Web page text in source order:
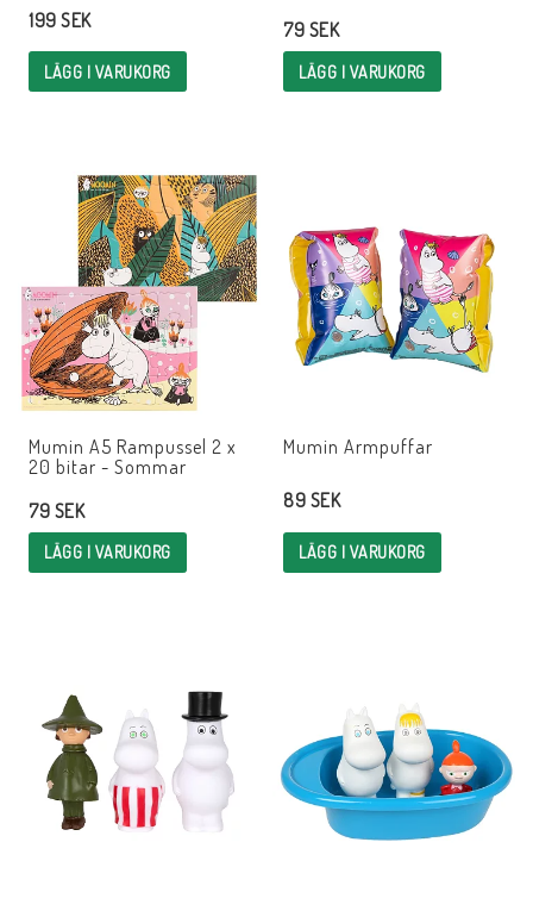
199 SEK
LÄGG I VARUKORG
79 SEK
LÄGG I VARUKORG
Mumin A5 Rampussel 2 x
20 bitar - Sommar
79 SEK
LÄGG I VARUKORG
Mumin Armpuffar
89 SEK
LÄGG I VARUKORG